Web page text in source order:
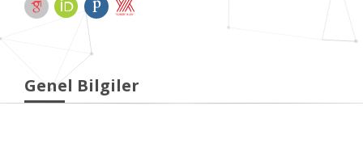
Genel Bilgiler